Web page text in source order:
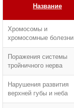
Название
Хромосомы и
хромосомные болезни
Поражения системы
тройничного нерва
Нарушения развития
верхней губы и неба